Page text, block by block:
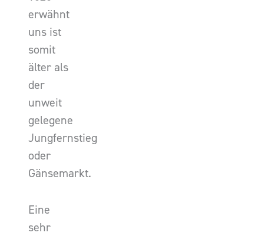
erwähnt
uns ist
somit
älter als
der
unweit
gelegene
Jungfernstieg
oder
Gänsemarkt.
Eine
sehr